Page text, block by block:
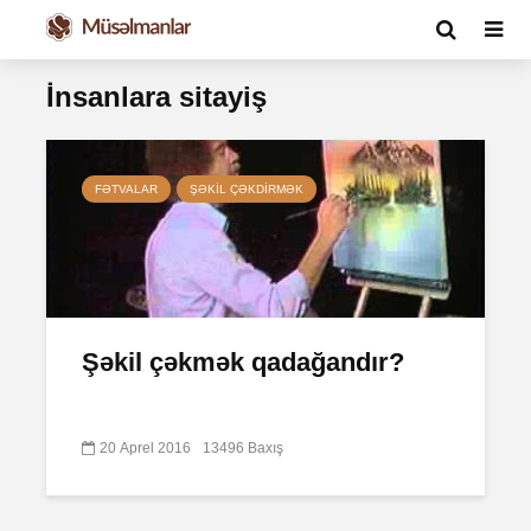
İnsanlara sitayiş
FƏTVALAR ŞƏKIL ÇƏKDIRMƏK
Şəkil çəkmək qadağandır?
20 Aprel 2016 13496 Baxış